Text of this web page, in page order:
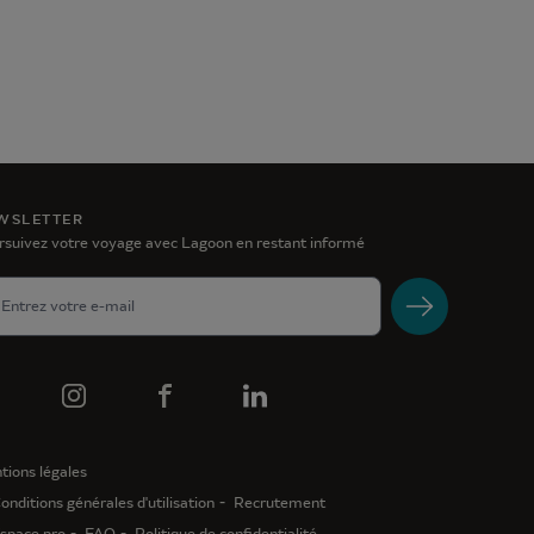
votre voyage avec Lagoon en restant informé
légales
générales d'utilisation
Recrutement